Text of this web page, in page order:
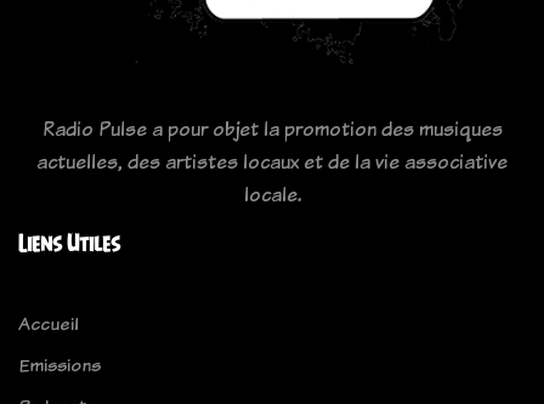
Radio Pulse a pour objet la promotion des musiques
actuelles, des artistes locaux et de la vie associative
locale.
Liens Utiles
Accueil
Emissions